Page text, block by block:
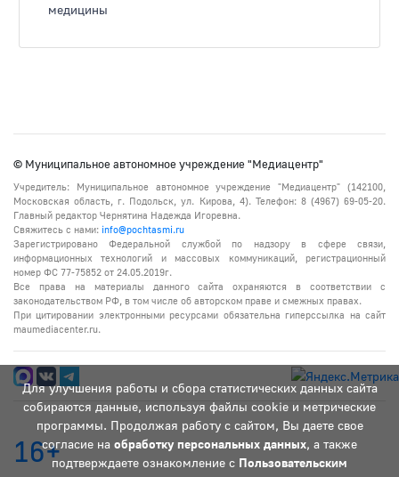
медицины
Для улучшения работы и сбора статистических данных сайта
собираются данные, используя файлы cookie и метрические
программы. Продолжая работу с сайтом, Вы даете свое
согласие на обработку персональных данных, а также
подтверждаете ознакомление с Пользовательским
© Муниципальное автономное учреждение "Медиацентр"
Учредитель: Муниципальное автономное учреждение "Медиацентр" (142100,
Московская область, г. Подольск, ул. Кирова, 4). Телефон: 8 (4967) 69-05-20.
Главный редактор Чернятина Надежда Игоревна.
Свяжитесь с нами: info@pochtasmi.ru
Зарегистрировано Федеральной службой по надзору в сфере связи,
информационных технологий и массовых коммуникаций, регистрационный
номер ФС 77-75852 от 24.05.2019г.
Все права на материалы данного сайта охраняются в соответствии с
законодательством РФ, в том числе об авторском праве и смежных правах.
При цитировании электронными ресурсами обязательна гиперссылка на сайт
maumediacenter.ru.
16+